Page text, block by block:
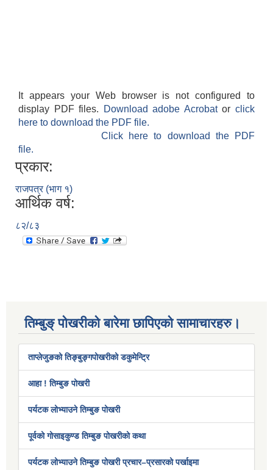
It appears your Web browser is not configured to
display PDF files.
Download adobe Acrobatorclick
here to download the PDF file.
Click here to download the PDF
file.
प्रकार:
राजपत्र (भाग १)
आर्थिक वर्ष:
८२/८३
तिम्बुङ् पोखरीको बारेमा छापिएको सामाचारहरु।
ताप्लेजुङको तिङ्बुङ्गपोखरीको डकुमेन्ट्रि
आहा ! तिम्बुङ पोखरी
पर्यटक लोभ्याउने तिम्बुङ पोखरी
पूर्वको गोसाइकुण्ड तिम्बुङ पोखरीको कथा
पर्यटक लोभ्याउने तिम्बुङ पोखरी प्रचार–प्रसारको पर्खाइमा